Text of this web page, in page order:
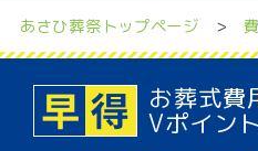
あさひ葬祭トップページ >
お葬式費
Vポイント